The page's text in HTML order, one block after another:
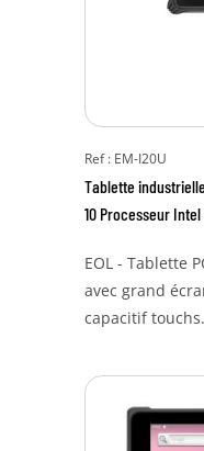
Ref : EM-I20U
Tablette
10 Processeur
EOL - Tablette
avec grand
capacitif